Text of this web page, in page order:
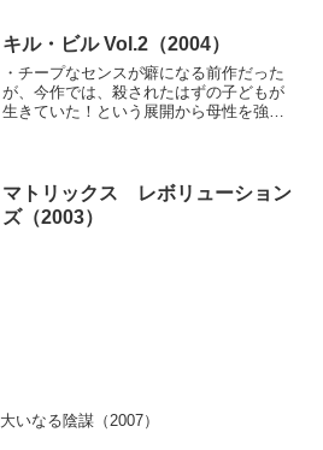
キル・ビル Vol.2（2004）
・チープなセンスが癖になる前作だった
が、今作では、殺されたはずの子どもが
生きていた！という展開から母性を強調
子だということは隠してい...
マトリックス レボリューション
ズ（2003）
大いなる陰謀（2007）